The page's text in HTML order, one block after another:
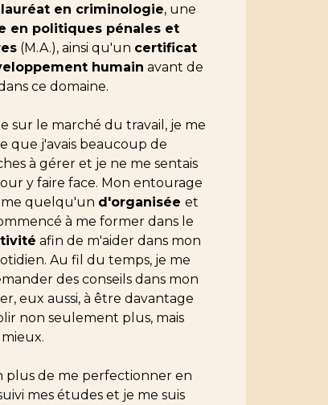
en criminologie, une
en politiques pénales et
(M.A.), ainsi qu'un certificat
humain avant de
ce domaine.
sur le marché du travail, je me
que j'avais beaucoup de
à gérer et je ne me sentais
y faire face. Mon entourage
quelqu'un d'organisée et
à me former dans le
afin de m'aider dans mon
Au fil du temps, je me
des conseils dans mon
eux aussi, à être davantage
non seulement plus, mais
mieux.
plus de me perfectionner en
mes études et je me suis